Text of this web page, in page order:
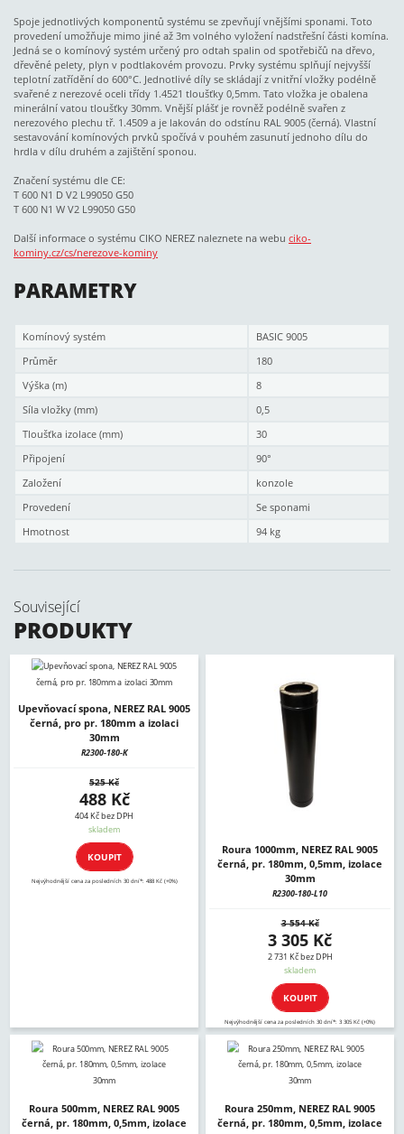
Spoje jednotlivých komponentů systému se zpevňují vnějšími sponami. Toto
provedení umožňuje mimo jiné až 3m volného vyložení nadstřešní části komína.
Jedná se o komínový systém určený pro odtah spalin od spotřebičů na dřevo,
dřevěné pelety, plyn v podtlakovém provozu. Prvky systému splňují nejvyšší
teplotní zatřídění do 600°C. Jednotlivé díly se skládají z vnitřní vložky podélně
svařené z nerezové oceli třídy 1.4521 tloušťky 0,5mm. Tato vložka je obalena
minerální vatou tloušťky 30mm. Vnější plášť je rovněž podélně svařen z
nerezového plechu tř. 1.4509 a je lakován do odstínu RAL 9005 (černá). Vlastní
sestavování komínových prvků spočívá v pouhém zasunutí jednoho dílu do
hrdla v dílu druhém a zajištění sponou.
Značení systému dle CE:
T 600 N1 D V2 L99050 G50
T 600 N1 W V2 L99050 G50
Další informace o systému CIKO NEREZ naleznete na webu ciko-
kominy.cz/cs/nerezove-kominy
PARAMETRY
Komínový systém
BASIC 9005
Průměr
180
Výška (m)
8
Síla vložky (mm)
0,5
Tloušťka izolace (mm)
30
Připojení
90°
Založení
konzole
Provedení
Se sponami
Hmotnost
94 kg
Související
PRODUKTY
Upevňovací spona, NEREZ RAL 9005
černá, pro pr. 180mm a izolaci
30mm
R2300-180-K
525 Kč
488 Kč
404 Kč bez DPH
skladem
KOUPIT
Nejvýhodnější cena za posledních 30 dní*: 488 Kč (+0%)
Roura 1000mm, NEREZ RAL 9005
černá, pr. 180mm, 0,5mm, izolace
30mm
R2300-180-L10
3 554 Kč
3 305 Kč
2 731 Kč bez DPH
skladem
KOUPIT
Nejvýhodnější cena za posledních 30 dní*: 3 305 Kč (+0%)
Roura 500mm, NEREZ RAL 9005
černá, pr. 180mm, 0,5mm, izolace
Roura 250mm, NEREZ RAL 9005
černá, pr. 180mm, 0,5mm, izolace